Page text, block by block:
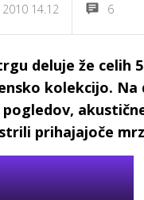
2010 14.12 6
deluje že celih
kolekcijo.
prihajajoče